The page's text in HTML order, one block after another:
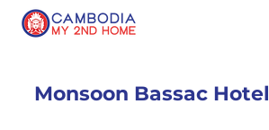
Monsoon Bassac Hotel